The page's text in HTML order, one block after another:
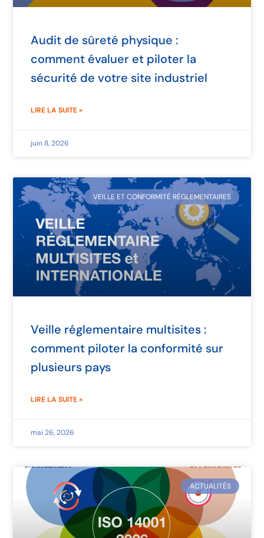
Audit de sûreté physique :
comment évaluer et piloter la
sécurité de votre site industriel
LIRE LA SUITE »
juin 8, 2026
VEILLE ET CONFORMITÉ RÉGLEMENTAIRES
Veille réglementaire multisites :
comment piloter la conformité sur
plusieurs pays
LIRE LA SUITE »
mai 26, 2026
ACTUALITÉS